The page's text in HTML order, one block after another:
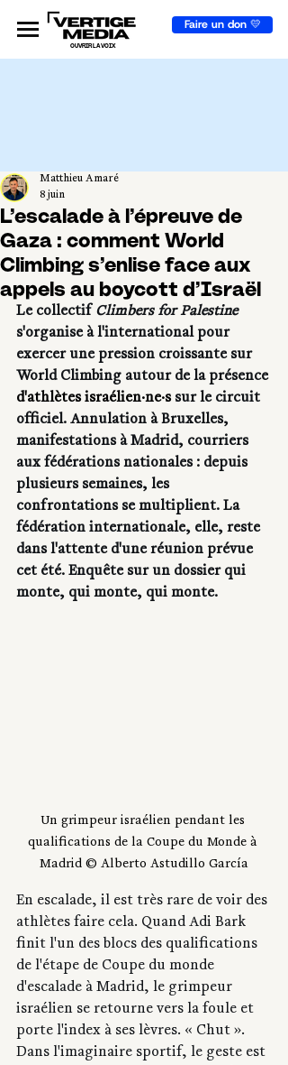
Faire un don 💛
OUVRIR LA VOIX
L’escalade à l’épreuve de
Gaza : comment World
Climbing s’enlise face aux
appels au boycott d’Israël
Matthieu Amaré
8 juin
Le collectif Climbers for Palestine
s'organise à l'international pour
exercer une pression croissante sur
World Climbing autour de la présence
d'athlètes israélien·ne·s sur le circuit
officiel. Annulation à Bruxelles,
manifestations à Madrid, courriers
aux fédérations nationales : depuis
plusieurs semaines, les
confrontations se multiplient. La
fédération internationale, elle, reste
dans l'attente d'une réunion prévue
cet été. Enquête sur un dossier qui
monte, qui monte, qui monte.
Un grimpeur israélien pendant les
qualifications de la Coupe du Monde à
Madrid © Alberto Astudillo García
En escalade, il est très rare de voir des
athlètes faire cela. Quand Adi Bark
finit l'un des blocs des qualifications
de l'étape de Coupe du monde
d'escalade à Madrid, le grimpeur
israélien se retourne vers la foule et
porte l'index à ses lèvres. « Chut ».
Dans l'imaginaire sportif, le geste est